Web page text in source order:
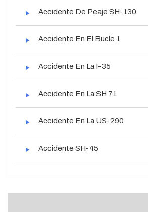
Accidente De Peaje SH-130
Accidente En El Bucle 1
Accidente En La I-35
Accidente En La SH 71
Accidente En La US-290
Accidente SH-45